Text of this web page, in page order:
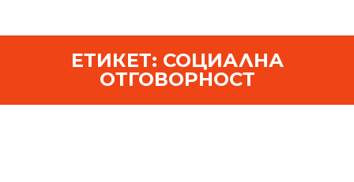
ЕТИКЕТ: СОЦИАЛНА
ОТГОВОРНОСТ